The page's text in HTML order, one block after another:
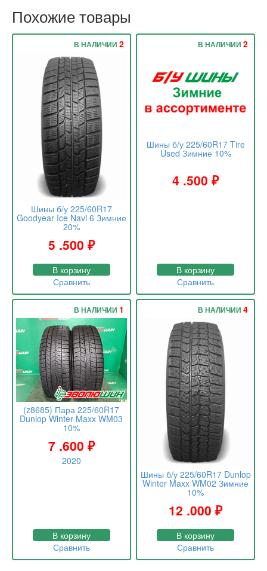
Похожие товары
Шины б/у 225/60R17
Goodyear Ice Navi 6 Зимние
20%
5 .500 ₽
В НАЛИЧИИ 2
В корзину
Сравнить
Шины б/у 225/60R17 Tire
Used Зимние 10%
4 .500₽
В НАЛИЧИИ 2
В корзину
Сравнить
(z8685) Пара 225/60R17
Dunlop Winter Maxx WM03
10%
7 .600 ₽
2020
В НАЛИЧИИ 1
В корзину
Сравнить
Шины б/у 225/60R17 Dunlop
Winter Maxx WM02 Зимние
10%
12 .000₽
В НАЛИЧИИ 4
В корзину
Сравнить